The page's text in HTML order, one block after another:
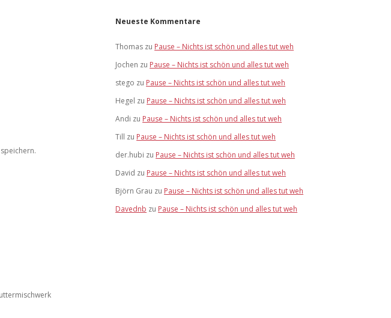
Neueste Kommentare
Thomas zu Pause – Nichts ist schön und alles tut weh
Jochen zu Pause – Nichts ist schön und alles tut weh
stego zu Pause – Nichts ist schön und alles tut weh
Hegel zu Pause – Nichts ist schön und alles tut weh
Andi zu Pause – Nichts ist schön und alles tut weh
Till zu Pause – Nichts ist schön und alles tut weh
der.hubi zu Pause – Nichts ist schön und alles tut weh
David zu Pause – Nichts ist schön und alles tut weh
Björn Grau zu Pause – Nichts ist schön und alles tut weh
Davednb zu Pause – Nichts ist schön und alles tut weh